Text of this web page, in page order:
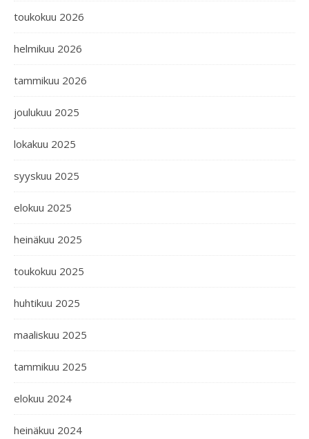
toukokuu 2026
helmikuu 2026
tammikuu 2026
joulukuu 2025
lokakuu 2025
syyskuu 2025
elokuu 2025
heinäkuu 2025
toukokuu 2025
huhtikuu 2025
maaliskuu 2025
tammikuu 2025
elokuu 2024
heinäkuu 2024